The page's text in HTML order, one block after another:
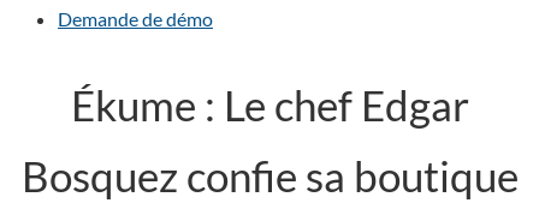
Demande de démo
Ékume : Le chef Edgar
Bosquez confie sa boutique